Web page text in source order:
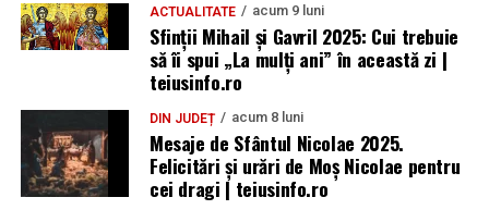
ACTUALITATE acum 9 luni
Sfinții Mihail și Gavril 2025: Cui trebuie
să îi spui „La mulţi ani” în această zi |
teiusinfo.ro
DIN JUDEȚ acum 8 luni
Mesaje de Sfântul Nicolae 2025.
Felicitări și urări de Moș Nicolae pentru
cei dragi | teiusinfo.ro